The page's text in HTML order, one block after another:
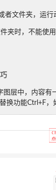
者文件夹，运行
夹时，不能使
图层中，内容有
换功能Ctrl+F，